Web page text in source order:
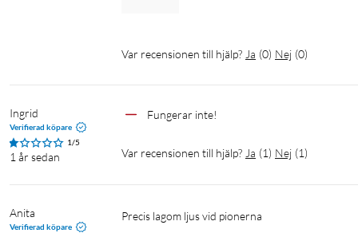
Var recensionen till hjälp? Ja (0) Nej (0)
Ingrid
Verifierad köpare
1/5
1 år sedan
Fungerar inte!
Var recensionen till hjälp? Ja (1) Nej (1)
Anita
Verifierad köpare
Precis lagom ljus vid pionerna